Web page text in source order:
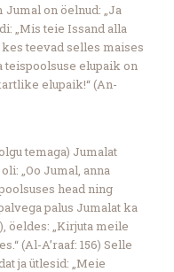
on öelnud: „Ja
„Mis teie Issand alla
kes teevad selles maises
teispoolsuse elupaik on
elupaik!“ (An-
temaga) Jumalat
„Oo Jumal, anna
head ning
palus Jumalat ka
öeldes: „Kirjuta meile
(Al-A’raaf: 156) Selle
ja ütlesid: „Meie